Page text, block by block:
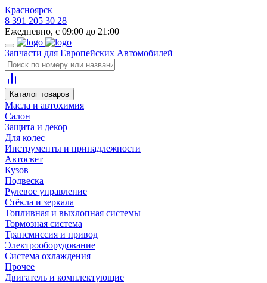
Красноярск
8 391 205 30 28
Ежедневно, с 09:00 до 21:00
Запчасти для Европейских Автомобилей
Каталог товаров
Масла и автохимия
Салон
Защита и декор
Для колес
Инструменты и принадлежности
Автосвет
Кузов
Подвеска
Рулевое управление
Стёкла и зеркала
Топливная и выхлопная системы
Тормозная система
Трансмиссия и привод
Электрооборудование
Система охлаждения
Прочее
Двигатель и комплектующие